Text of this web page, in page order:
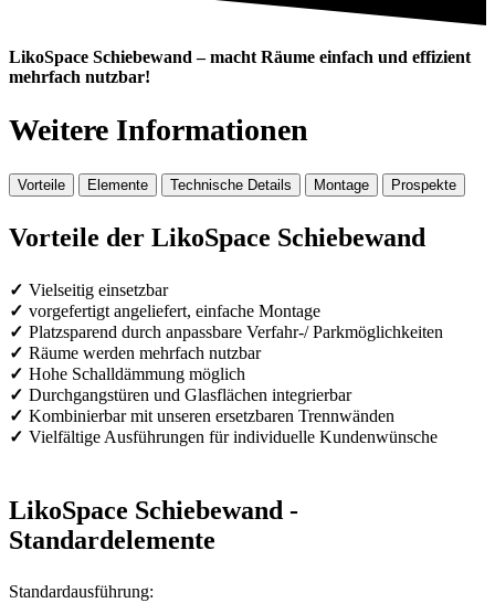
LikoSpace Schiebewand – macht Räume einfach und effizient
mehrfach nutzbar!
Weitere Informationen
Vorteile Elemente Technische Details Montage Prospekte
Vorteile der LikoSpace Schiebewand
Vielseitig einsetzbar
vorgefertigt angeliefert, einfache Montage
Platzsparend durch anpassbare Verfahr-/ Parkmöglichkeiten
Räume werden mehrfach nutzbar
Hohe Schalldämmung möglich
Durchgangstüren und Glasflächen integrierbar
Kombinierbar mit unseren ersetzbaren Trennwänden
Vielfältige Ausführungen für individuelle Kundenwünsche
LikoSpace Schiebewand -
Standardelemente
Standardausführung: